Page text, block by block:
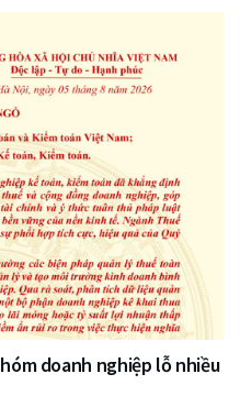
doanh nghiệp lỗ nhiều